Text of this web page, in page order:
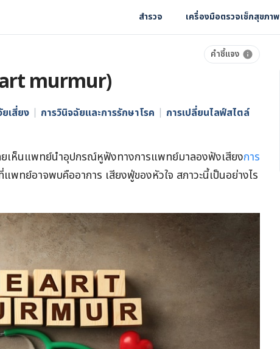
สำรวจ เครื่องมือตรวจเช็กสุขภาพ
คำชี้แจง
murmur)
เสี่ยง การวินิจฉัยและการรักษาโรค
การเปลี่ยนไลฟ์สไตล์
ยเห็นแพทย์นำอุปกรณ์หูฟังทางการแพทย์มาลองฟังเสียงการ
พทย์อาจพบคืออาการ เสียงฟู่ของหัวใจ สภาวะนี้เป็นอย่างไร